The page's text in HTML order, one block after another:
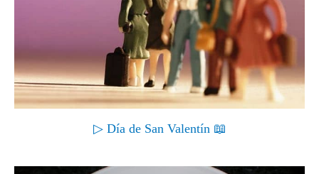
▷ Día de San Valentín 📖